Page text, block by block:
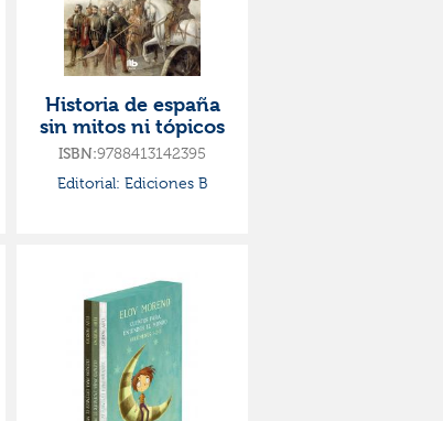
Historia de españa
sin mitos ni tópicos
ISBN:9788413142395
Editorial: Ediciones B